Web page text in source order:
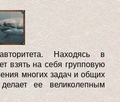
Находясь в
взять на себя групповую
многих задач и общих
ее великолепным